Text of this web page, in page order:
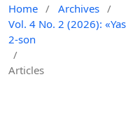
Home / Archives /
Vol. 4 No. 2 (2026):
2-son
/
Articles